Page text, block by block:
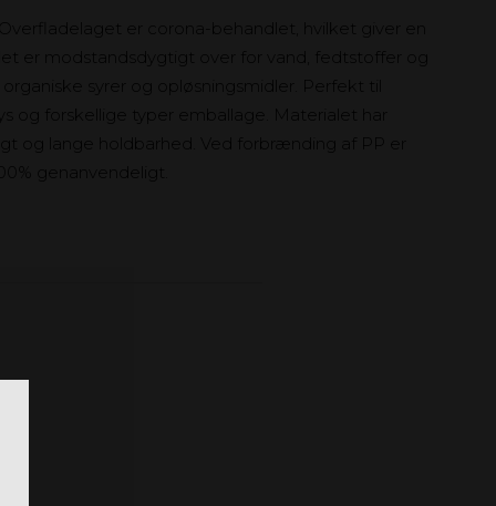
er corona-behandlet, hvilket giver en
er modstandsdygtigt over for vand, fedtstoffer og
syrer og opløsningsmidler. Perfekt til
forskellige typer emballage. Materialet har
lange holdbarhed. Ved forbrænding af PP er
genanvendeligt.